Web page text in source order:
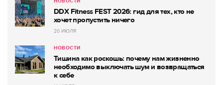
DDX Fitness FEST 2026: гид для тех, кто не
хочет пропустить ничего
20 ИЮЛЯ
НОВОСТИ
Тишина как роскошь: почему нам жизненно
необходимо выключать шум и возвращаться
к себе